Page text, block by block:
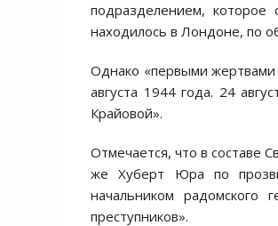
подразделением, которое
находилось в Лондоне, по
Однако «первыми жертвами
августа 1944 года. 24
Крайовой».
Отмечается, что в составе
же Хуберт Юра по
начальником радомского
преступников».